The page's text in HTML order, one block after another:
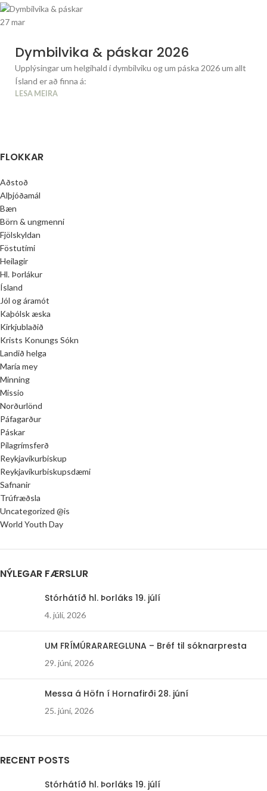
27mar
Dymbilvika & páskar 2026
Upplýsingar um helgihald í dymbilviku og um páska 2026 um allt
Ísland er að finna á:
LESA MEIRA
FLOKKAR
Aðstoð
Alþjóðamál
Bæn
Börn & ungmenni
Fjölskyldan
Föstutími
Heilagir
Hl. Þorlákur
Ísland
Jól og áramót
Kaþólsk æska
Kirkjublaðið
Krists Konungs Sókn
Landið helga
María mey
Minning
Missio
Norðurlönd
Páfagarður
Páskar
Pílagrímsferð
Reykjavíkurbiskup
Reykjavíkurbiskupsdæmi
Safnanir
Trúfræðsla
Uncategorized @is
World Youth Day
NÝLEGAR FÆRSLUR
Stórhátíð hl. Þorláks 19. júlí
4. júlí, 2026
UM FRÍMÚRARAREGLUNA – Bréf til sóknarpresta
29. júní, 2026
Messa á Höfn í Hornafirði 28. júní
25. júní, 2026
RECENT POSTS
Stórhátíð hl. Þorláks 19. júlí